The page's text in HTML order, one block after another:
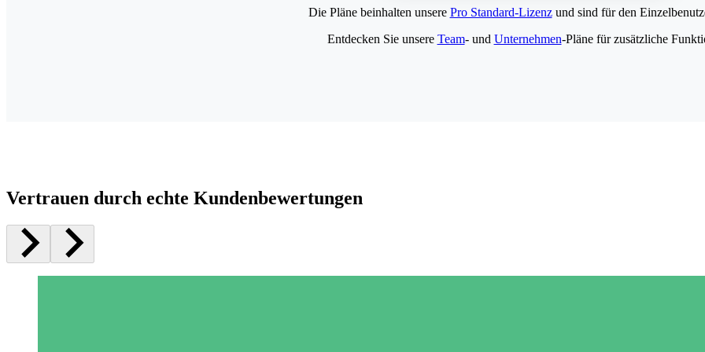
Die Pläne beinhalten unsere Pro Standard-Lizenzund sind für den
Entdecken Sie unsere Team- und Unternehmen-Pläne für zusätzliche
Vertrauen durch echte Kundenbewertungen